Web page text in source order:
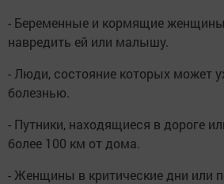
- Беременные и кормящие
навредить ей или малышу.
- Люди, состояние которых может
болезнью.
- Путники, находящиеся в дороге
более 100 км от дома.
- Женщины в критические дни или